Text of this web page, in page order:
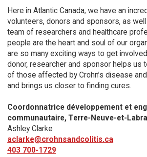
Here in Atlantic Canada, we have an
volunteers, donors and sponsors, as
team of researchers and healthcare
people are the heart and soul of our
are so many exciting ways to get
donor, researcher and sponsor helps us
of those affected by Crohn’s disease
and brings us closer to finding cures.
Coordonnatrice développement et
communautaire, Terre-Neuve-et-
Ashley Clarke
aclarke@crohnsandcolitis.ca
403 700-1729